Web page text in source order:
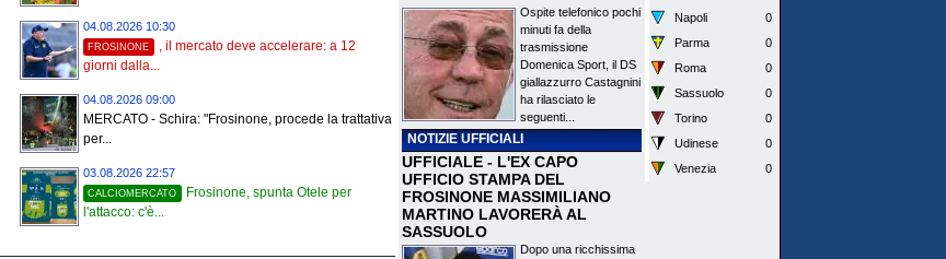
04.08.2026 10:30
FROSINONE
, il mercato deve accelerare: a 12
giorni dalla...
04.08.2026 09:00
MERCATO - Schira: "Frosinone, procede la trattativa
per...
03.08.2026 22:57
CALCIOMERCATO
Frosinone, spunta Otele per
l'attacco: c'è...
Ospite telefonico pochi
minuti fa della
trasmissione
Domenica Sport, il DS
giallazzurro Castagnini
ha rilasciato le
seguenti...
NOTIZIE UFFICIALI
UFFICIALE - L'EX CAPO
UFFICIO STAMPA DEL
FROSINONE MASSIMILIANO
MARTINO LAVORERÀ AL
SASSUOLO
Dopo una ricchissima
Napoli
0
Parma
0
Roma
0
Sassuolo
0
Torino
0
Udinese
0
Venezia
0